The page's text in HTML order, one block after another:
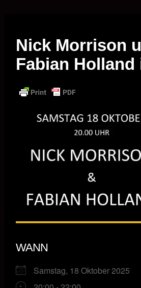
Nick Morrison
Fabian Holland
WANN
Samstag, 18 Oktober 2025